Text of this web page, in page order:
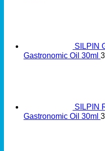
SILPIN
Gastronomic Oil 30ml
SILPIN
Gastronomic Oil 30ml